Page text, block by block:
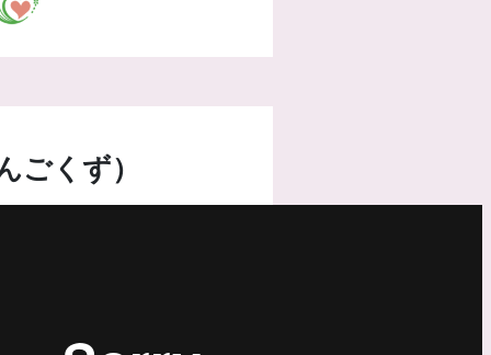
ごくず）